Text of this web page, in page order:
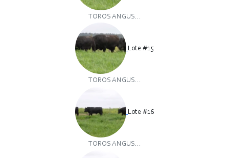
TOROS ANGUS...
Lote #15
TOROS ANGUS...
Lote #16
TOROS ANGUS...